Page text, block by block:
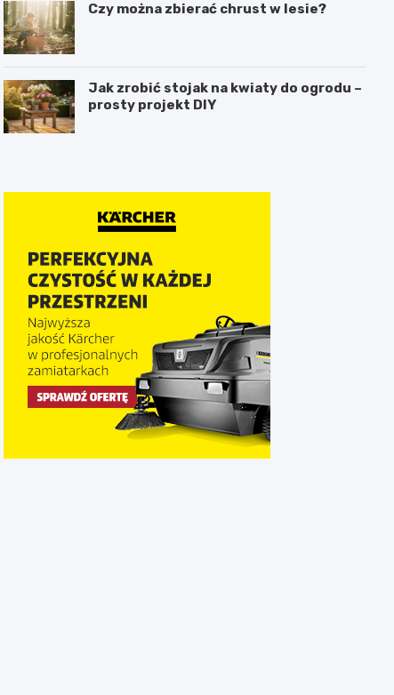
Czy można zbierać chrust w lesie?
Jak zrobić stojak na kwiaty do ogrodu –
prosty projekt DIY